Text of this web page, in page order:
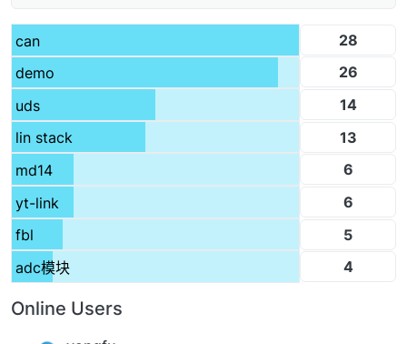
can
28
demo
26
uds
14
lin stack
13
md14
6
yt-link
6
fbl
5
adc模块
4
Online Users